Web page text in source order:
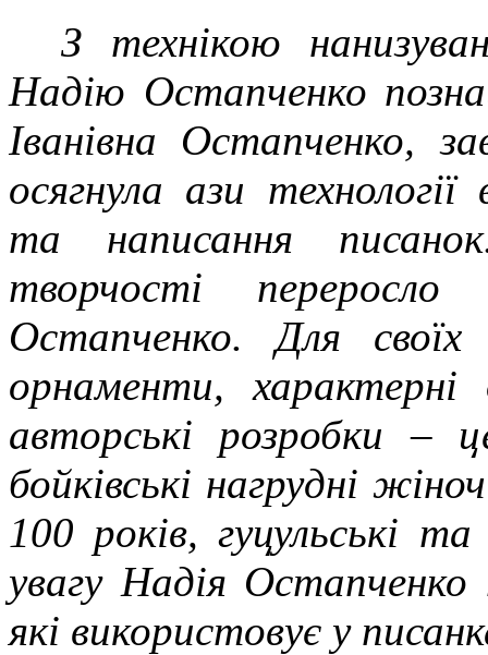
З технікою
Надію Остапченко
Іванівна Остапченко,
осягнула ази технології
та написання
творчості
Остапченко. Для своїх
орнаменти,
авторські розробки –
бойківські нагрудні
100 років, гуцульські
увагу Надія
які використовує у